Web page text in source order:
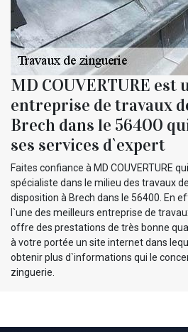
MD COUVERTURE est
entreprise de travaux
Brech dans le 56400
ses services d`expert
Faites confiance à MD COUVERTURE
spécialiste dans le milieu des travaux
disposition à Brech dans le 56400. En
l`une des meilleurs entreprise de
offre des prestations de très bonne
à votre portée un site internet dans
obtenir plus d`informations qui le
zinguerie.